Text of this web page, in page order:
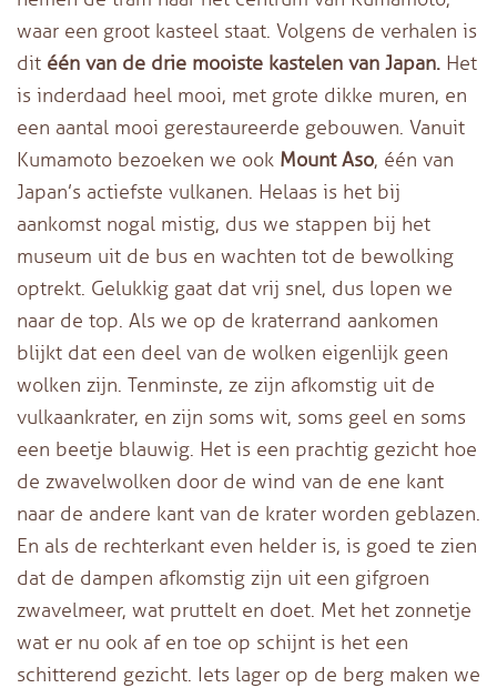
waar een groot kasteel staat. Volgens de verhalen is
dit één van de drie mooiste kastelen van Japan. Het
is inderdaad heel mooi, met grote dikke muren, en
een aantal mooi gerestaureerde gebouwen. Vanuit
Kumamoto bezoeken we ook Mount Aso, één van
Japan’s actiefste vulkanen. Helaas is het bij
aankomst nogal mistig, dus we stappen bij het
museum uit de bus en wachten tot de bewolking
optrekt. Gelukkig gaat dat vrij snel, dus lopen we
naar de top. Als we op de kraterrand aankomen
blijkt dat een deel van de wolken eigenlijk geen
wolken zijn. Tenminste, ze zijn afkomstig uit de
vulkaankrater, en zijn soms wit, soms geel en soms
een beetje blauwig. Het is een prachtig gezicht hoe
de zwavelwolken door de wind van de ene kant
naar de andere kant van de krater worden geblazen.
En als de rechterkant even helder is, is goed te zien
dat de dampen afkomstig zijn uit een gifgroen
zwavelmeer, wat pruttelt en doet. Met het zonnetje
wat er nu ook af en toe op schijnt is het een
schitterend gezicht. Iets lager op de berg maken we